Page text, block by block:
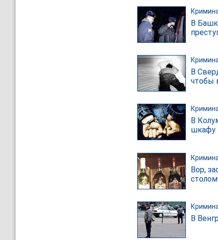
В
В
чтобы
В
шкафу
Вор,
столом
В